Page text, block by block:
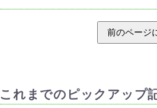
前のページ
これまでのピックアップ